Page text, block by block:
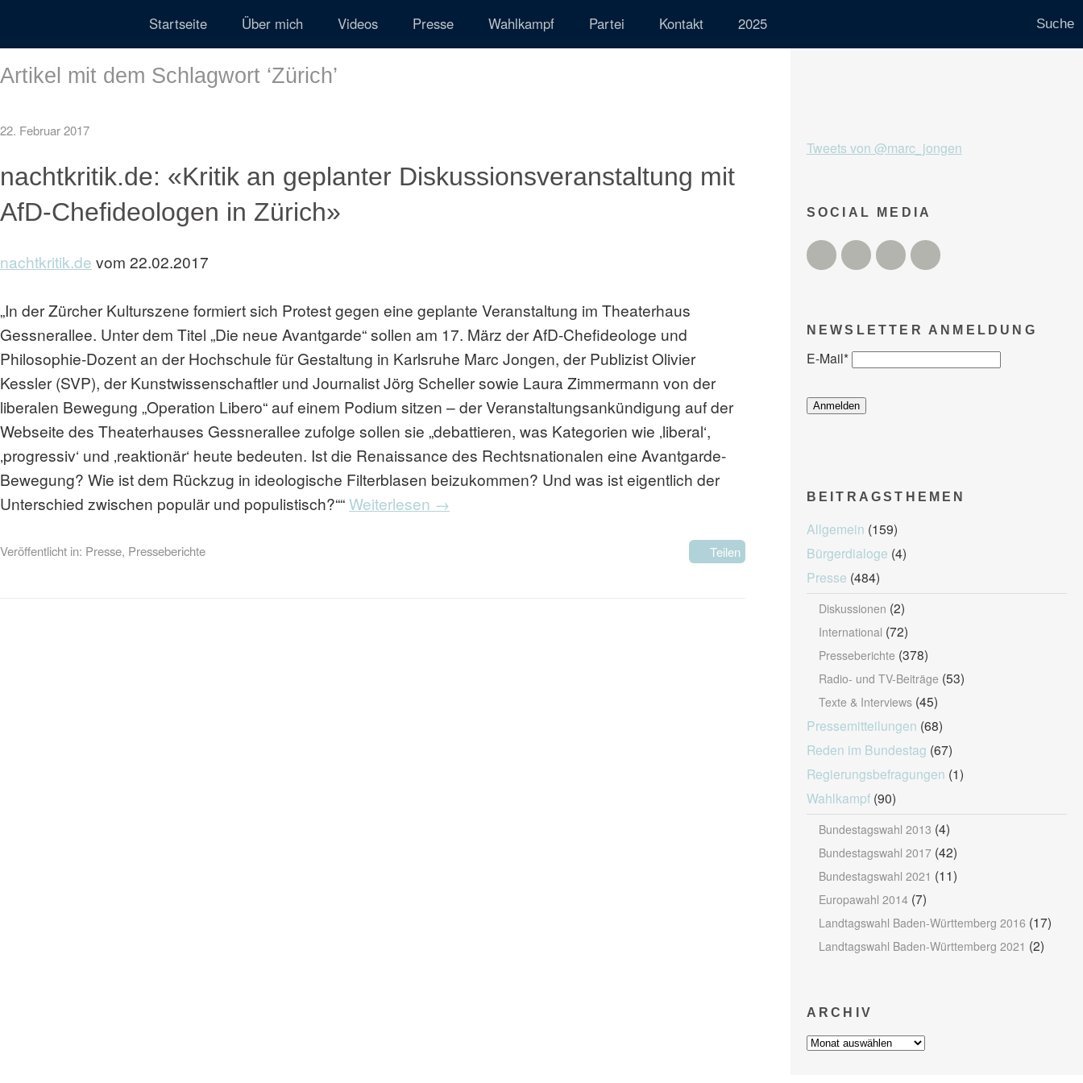
Startseite Über mich Videos Presse Wahlkampf Partei Kontakt 2025
Artikel mit dem Schlagwort ‘Zürich’
22. Februar 2017
nachtkritik.de: «Kritik an geplanter Diskussionsveranstaltung mit
AfD-Chefideologen in Zürich»
nachtkritik.de vom 22.02.2017
„In der Zürcher Kulturszene formiert sich Protest gegen eine geplante Veranstaltung im Theaterhaus
Gessnerallee. Unter dem Titel „Die neue Avantgarde“ sollen am 17. März der AfD-Chefideologe und
Philosophie-Dozent an der Hochschule für Gestaltung in Karlsruhe Marc Jongen, der Publizist Olivier
Kessler (SVP), der Kunstwissenschaftler und Journalist Jörg Scheller sowie Laura Zimmermann von der
liberalen Bewegung „Operation Libero“ auf einem Podium sitzen – der Veranstaltungsankündigung auf der
Webseite des Theaterhauses Gessnerallee zufolge sollen sie „debattieren, was Kategorien wie ‚liberal‘,
‚progressiv‘ und ‚reaktionär‘ heute bedeuten. Ist die Renaissance des Rechtsnationalen eine Avantgarde-
Bewegung? Wie ist dem Rückzug in ideologische Filterblasen beizukommen? Und was ist eigentlich der
Unterschied zwischen populär und populistisch?““Weiterlesen →
Veröffentlicht in: Presse, Presseberichte Teilen
Tweets von @marc_jongen
SOCIAL MEDIA
TwitterFacebookInstagramYouTube
NEWSLETTER ANMELDUNG
E-Mail*
BEITRAGSTHEMEN
Allgemein (159)
Bürgerdialoge (4)
Presse (484)
Diskussionen (2)
International (72)
Presseberichte (378)
Radio- und TV-Beiträge (53)
Texte & Interviews(45)
Pressemitteilungen (68)
Reden im Bundestag (67)
Regierungsbefragungen (1)
Wahlkampf(90)
Bundestagswahl 2013 (4)
Bundestagswahl 2017(42)
Bundestagswahl 2021 (11)
Europawahl 2014(7)
Landtagswahl Baden-Württemberg 2016 (17)
Landtagswahl Baden-Württemberg 2021 (2)
ARCHIV
Archiv